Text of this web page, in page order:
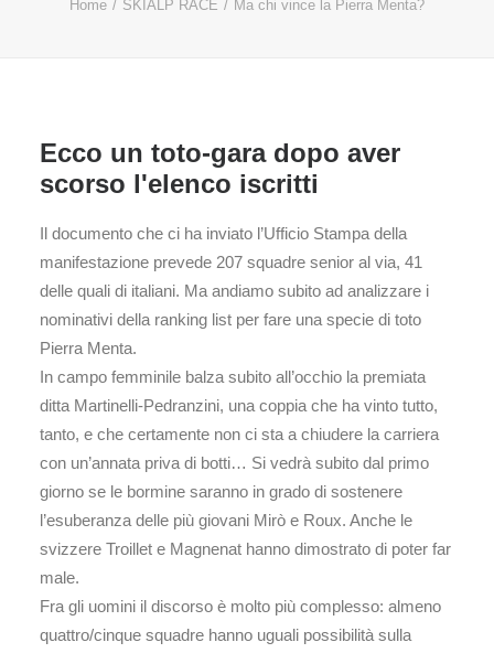
Home SKIALP RACE Ma chi vince la Pierra Menta?
Ecco un toto-gara dopo aver
scorso l'elenco iscritti
Il documento che ci ha inviato l’Ufficio Stampa della
manifestazione prevede 207 squadre senior al via, 41
delle quali di italiani. Ma andiamo subito ad analizzare i
nominativi della ranking list per fare una specie di toto
Pierra Menta.
In campo femminile balza subito all’occhio la premiata
ditta Martinelli-Pedranzini, una coppia che ha vinto tutto,
tanto, e che certamente non ci sta a chiudere la carriera
con un’annata priva di botti… Si vedrà subito dal primo
giorno se le bormine saranno in grado di sostenere
l’esuberanza delle più giovani Mirò e Roux. Anche le
svizzere Troillet e Magnenat hanno dimostrato di poter far
male.
Fra gli uomini il discorso è molto più complesso: almeno
quattro/cinque squadre hanno uguali possibilità sulla